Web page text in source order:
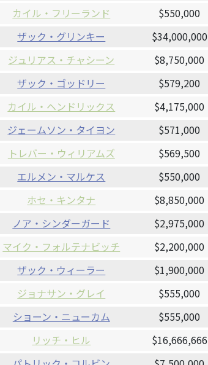
カイル・フリーランド
$550,000
ザック・グリンキー
$34,000,000
ジュリアス・チャシーン
$8,750,000
ザック・ゴッドリー
$579,200
カイル・ヘンドリックス
$4,175,000
ジェームソン・タイヨン
$571,000
トレバー・ウィリアムズ
$569,500
エルメン・マルケス
$550,000
ホセ・キンタナ
$8,850,000
ノア・シンダーガード
$2,975,000
マイク・フォルテナビッチ
$2,200,000
ザック・ウィーラー
$1,900,000
ジョナサン・グレイ
$555,000
ショーン・ニューカム
$555,000
リッチ・ヒル
$16,666,666